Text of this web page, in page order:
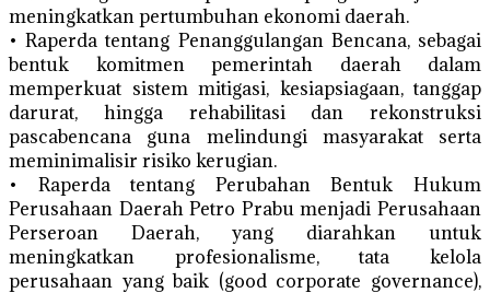
meningkatkan pertumbuhan ekonomi daerah.
• Raperda tentang Penanggulangan Bencana, sebagai
bentuk komitmen pemerintah daerah dalam
memperkuat sistem mitigasi, kesiapsiagaan, tanggap
darurat, hingga rehabilitasi dan rekonstruksi
pascabencana guna melindungi masyarakat serta
meminimalisir risiko kerugian.
• Raperda tentang Perubahan Bentuk Hukum
Perusahaan Daerah Petro Prabu menjadi Perusahaan
Perseroan Daerah, yang diarahkan untuk
meningkatkan profesionalisme, tata kelola
perusahaan yang baik (good corporate governance),